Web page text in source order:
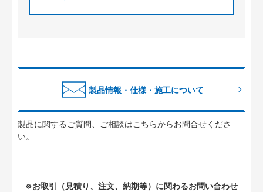
製品情報・仕様・施工について
製品に関するご質問、ご相談はこちらからお問合せくださ
い。
※お取引（見積り、注文、納期等）に関わるお問い合わせ